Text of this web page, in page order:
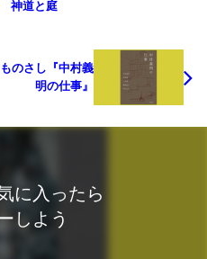
神道と庭
のさし『中村義
明の仕事』
に入ったら
しよう